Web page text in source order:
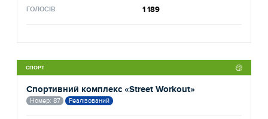
ГОЛОСІВ 1 189
СПОРТ
Спортивний комплекс «Street Workout»
Номер: 87 Реалізований